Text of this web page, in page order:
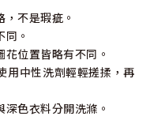
不是瑕疵。
。
位置皆略有不同。
用中性洗劑輕輕搓揉，再
色衣料分開洗滌。